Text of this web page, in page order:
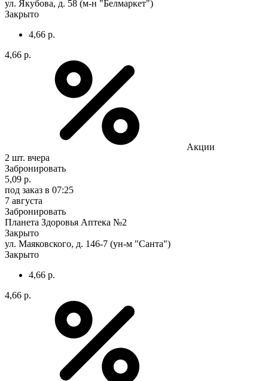
ул. Якубова, д. 58 (м-н "Белмаркет")
Закрыто
4,66 р.
4,66 р.
Акции
2 шт. вчера
Забронировать
5,09 р.
под заказ в 07:25
7 августа
Забронировать
Планета Здоровья Аптека №2
Закрыто
ул. Маяковского, д. 146-7 (ун-м "Санта")
Закрыто
4,66 р.
4,66 р.